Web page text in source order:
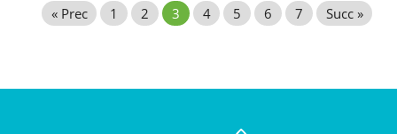
« Prec 1 2 3 4 5 6 7 Succ »